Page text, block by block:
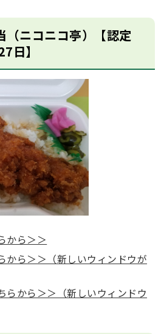
（ニコニコ亭）【認定
日】
から＞＞
から＞＞（新しいウィンドウが
らから＞＞（新しいウィンドウ